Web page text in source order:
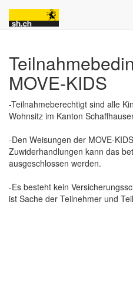
MOVE-KIDS
-Teilnahmeberechtigt sind alle
Wohnsitz im Kanton
-Den Weisungen der MOVE-
Zuwiderhandlungen kann das
ausgeschlossen werden.
-Es besteht kein
ist Sache der Teilnehmer und